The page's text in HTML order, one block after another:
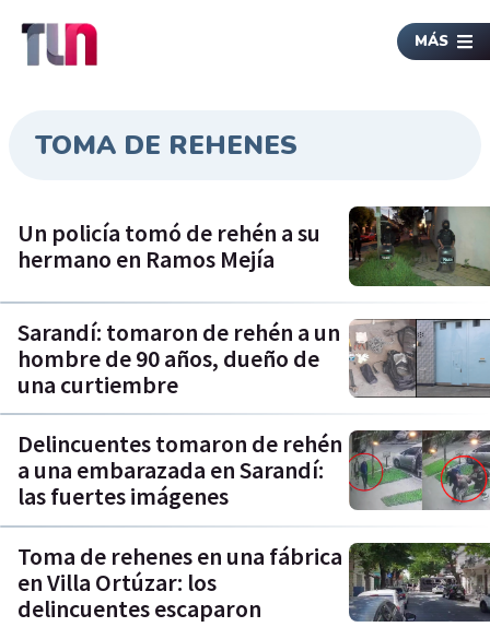
MÁS
TOMA DE REHENES
Un policía tomó de rehén a su
hermano en Ramos Mejía
Sarandí: tomaron de rehén a un
hombre de 90 años, dueño de
una curtiembre
Delincuentes tomaron de rehén
a una embarazada en Sarandí:
las fuertes imágenes
Toma de rehenes en una fábrica
en Villa Ortúzar: los
delincuentes escaparon